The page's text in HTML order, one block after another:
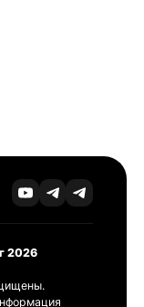
2026